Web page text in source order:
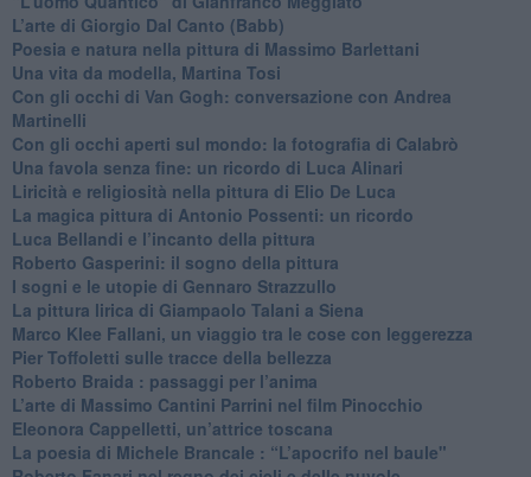
​L’arte di Giorgio Dal Canto (Babb)
Poesia e natura nella pittura di Massimo Barlettani
Una vita da modella, Martina Tosi
​Con gli occhi di Van Gogh: conversazione con Andrea
Martinelli
​Con gli occhi aperti sul mondo: la fotografia di Calabrò
Una favola senza fine: un ricordo di Luca Alinari
Liricità e religiosità nella pittura di Elio De Luca
La magica pittura di Antonio Possenti: un ricordo
Luca Bellandi e l’incanto della pittura
​Roberto Gasperini: il sogno della pittura
I sogni e le utopie di Gennaro Strazzullo
La pittura lirica di Giampaolo Talani a Siena
​Marco Klee Fallani, un viaggio tra le cose con leggerezza
​Pier Toffoletti sulle tracce della bellezza
​Roberto Braida : passaggi per l’anima
​L’arte di Massimo Cantini Parrini nel film Pinocchio
Eleonora Cappelletti, un’attrice toscana
​La poesia di Michele Brancale : “L’apocrifo nel baule"